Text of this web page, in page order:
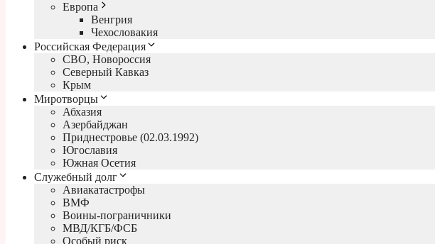
Европа
Венгрия
Чехословакия
Российская Федерация
СВО, Новороссия
Северный Кавказ
Крым
Миротворцы
Абхазия
Азербайджан
Приднестровье (02.03.1992)
Югославия
Южная Осетия
Служебный долг
Авиакатастрофы
ВМФ
Воины-пограничники
МВД/КГБ/ФСБ
Особый риск